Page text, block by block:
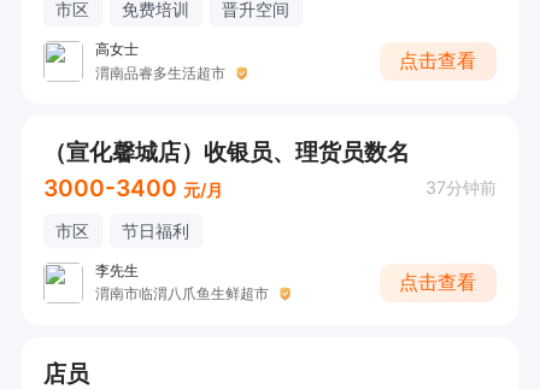
市区 免费培训 晋升空间
高女士
渭南品睿多生活超市
点击查看
（宣化馨城店）收银员、理货员数名
3000-3400 元/月 37分钟前
市区 节日福利
李先生
渭南市临渭八爪鱼生鲜超市
点击查看
店员